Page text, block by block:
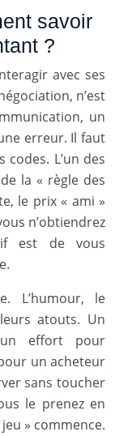
savoir
?
avec ses
n’est
un
erreur. Il faut
L’un des
la « règle des
le prix « ami »
n’obtiendrez
est de vous
L’humour, le
atouts. Un
effort pour
un acheteur
sans toucher
le prenez en
» commence.